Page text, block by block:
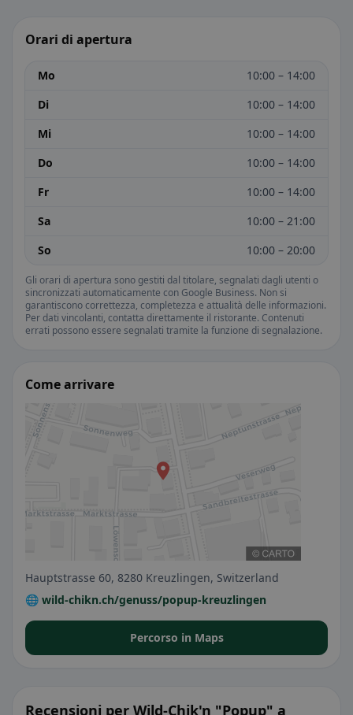
Orari di apertura
Mo
10:00 – 14:00
Di
10:00 – 14:00
Mi
10:00 – 14:00
Do
10:00 – 14:00
Fr
10:00 – 14:00
Sa
10:00 – 21:00
So
10:00 – 20:00
Gli orari di apertura sono gestiti dal titolare, segnalati dagli utenti o
sincronizzati automaticamente con Google Business. Non si
garantiscono correttezza, completezza e attualità delle informazioni.
Per dati vincolanti, contatta direttamente il ristorante. Contenuti
errati possono essere segnalati tramite la funzione di segnalazione.
Come arrivare
Hauptstrasse 60, 8280 Kreuzlingen, Switzerland
🌐 wild-chikn.ch/genuss/popup-kreuzlingen
Percorso in Maps
Recensioni per Wild-Chik'n "Popup" a